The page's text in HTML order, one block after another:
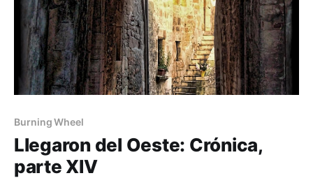
Burning Wheel
Llegaron del Oeste: Crónica,
parte XIV